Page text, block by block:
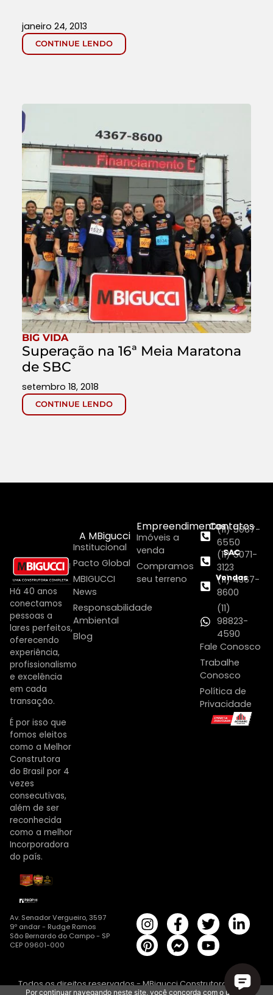
CONTINUE LENDO
janeiro 24, 2013
BIG VIDA
Superação na 16ª Meia Maratona
de SBC
CONTINUE LENDO
setembro 18, 2018
Há 40 anos
conectamos
pessoas a
lares perfeitos,
oferecendo
experiência,
profissionalismo
e excelência
em cada
transação.
É por isso que
fomos eleitos
como a Melhor
Construtora
do Brasil por 4
vezes
consecutivas,
além de ser
reconhecida
como a melhor
Incorporadora
do país.
A MBigucci
Institucional
Pacto Global
MBIGUCCI
News
Responsabilidade
Ambiental
Blog
Empreendimentos
Imóveis a
venda
Compramos
seu terreno
Contatos
(11) 5067-
6550
SAC
(11) 5071-
3123
Vendas
(11) 4367-
8600
(11)
98823-
4590
Fale Conosco
Trabalhe
Conosco
Política de
Privacidade
Av. Senador Vergueiro, 3597
9º andar - Rudge Ramos
São Bernardo do Campo - SP
CEP 09601-000
Todos os direitos reservados - MBigucci Construtora | CRECI
19682-J
Por continuar navegando neste site, você concorda com o uso de